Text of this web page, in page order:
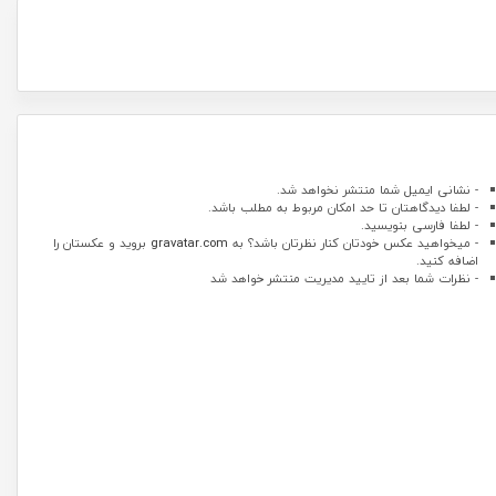
- نشانی ایمیل شما منتشر نخواهد شد.
- لطفا دیدگاهتان تا حد امکان مربوط به مطلب باشد.
- لطفا فارسی بنویسید.
- میخواهید عکس خودتان کنار نظرتان باشد؟ به gravatar.com بروید و عکستان را
اضافه کنید.
- نظرات شما بعد از تایید مدیریت منتشر خواهد شد